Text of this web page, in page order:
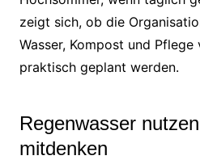
zeigt sich, ob die
Wasser, Kompost und Pflege
praktisch geplant werden.
Regenwasser
mitdenken